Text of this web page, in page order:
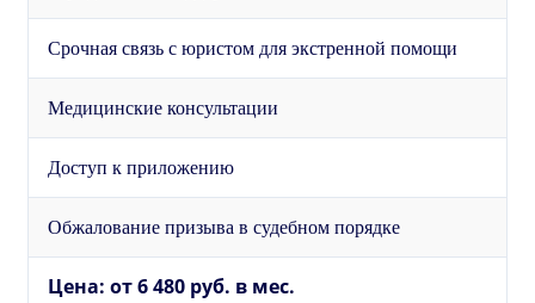
Срочная связь с юристом для экстренной помощи
Медицинские консультации
Доступ к приложению
Обжалование призыва в судебном порядке
Цена: от 6 480 руб. в мес.